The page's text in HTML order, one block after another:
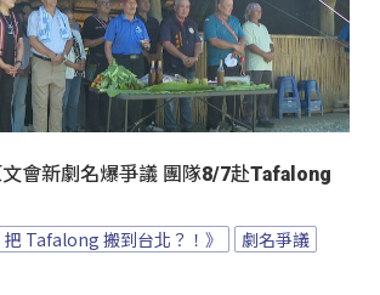
文會新劇名爆爭議 團隊8/7赴Tafalong
把 Tafalong 搬到台北？！》
劇名爭議